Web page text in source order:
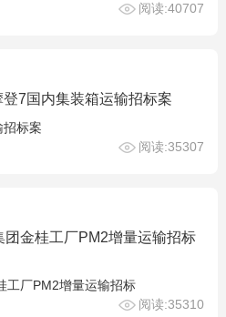
阅读:40707
7国内集装箱运输招标案
标案
阅读:35307
金桂工厂PM2增量运输招标
工厂PM2增量运输招标
阅读:35310